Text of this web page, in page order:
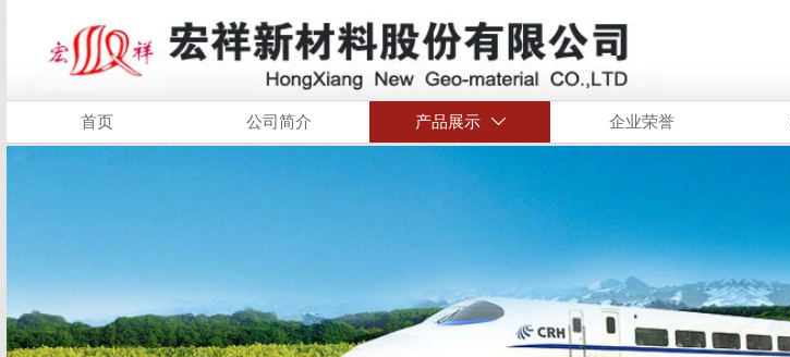
首页 公司简介 产品展示  企业荣誉